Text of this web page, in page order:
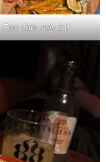
Foto Cafe Jolly 2.0